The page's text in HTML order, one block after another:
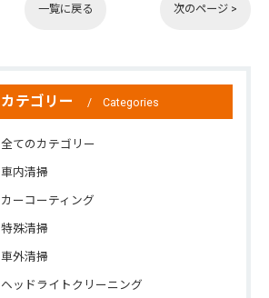
一覧に戻る 次のページ >
カテゴリー Categories
全てのカテゴリー
車内清掃
カーコーティング
特殊清掃
車外清掃
ヘッドライトクリーニング